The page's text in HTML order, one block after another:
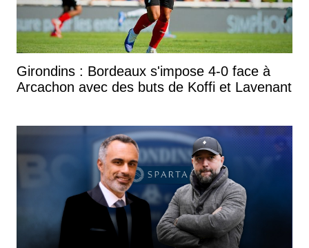
Girondins : Bordeaux s'impose 4-0 face à
Arcachon avec des buts de Koffi et Lavenant